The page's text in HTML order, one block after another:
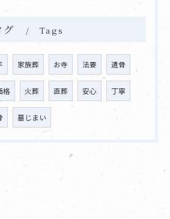
グ Tags
家族葬 お寺 法要 遺骨
格 火葬 直葬 安心 丁寧
墓じまい